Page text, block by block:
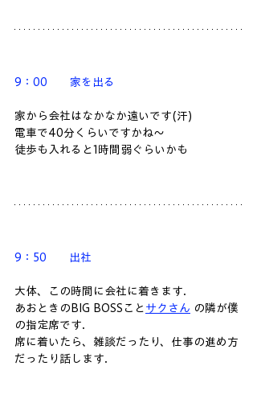
9：00　　家を出る
家から会社はなかなか遠いです(汗)
電車で40分くらいですかね〜
徒歩も入れると1時間弱ぐらいかも
9：50　　出社
大体、この時間に会社に着きます.
あおときのBIG BOSSこと サクさん の隣が僕
の指定席です.
席に着いたら、雑談だったり、仕事の進め方
だったり話します.